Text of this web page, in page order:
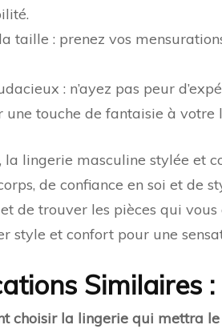
taille : prenez vos
: n’ayez pas peur
une touche de fantaisie à votre
la lingerie masculine stylée et
de confiance en soi et de
de trouver les pièces qui
style et confort pour une
Similaires :
choisir la lingerie qui mettra